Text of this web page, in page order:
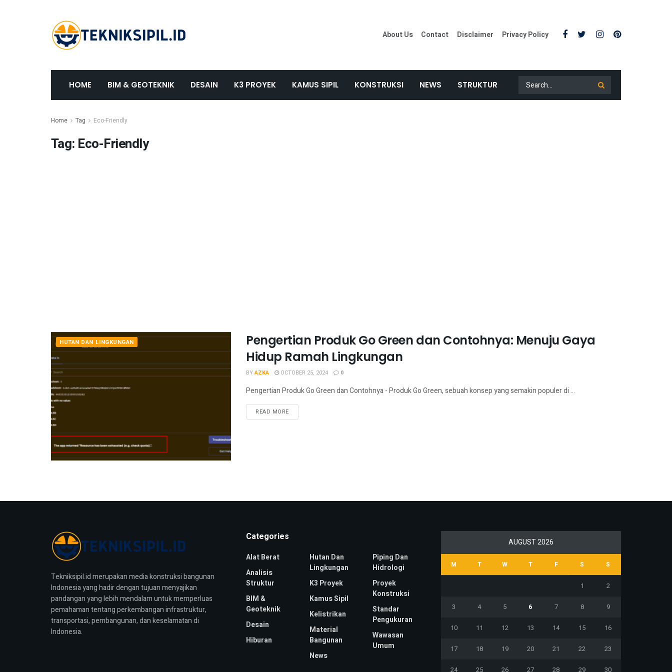
About Us Contact Disclaimer Privacy Policy
HOME BIM & GEOTEKNIK DESAIN K3 PROYEK KAMUS SIPIL KONSTRUKSI NEWS STRUKTUR
Home Tag Eco-Friendly
Tag: Eco-Friendly
HUTAN DAN LINGKUNGAN
Pengertian Produk Go Green dan Contohnya: Menuju Gaya
Hidup Ramah Lingkungan
BYAZKA OCTOBER 25, 2024 0
Pengertian Produk Go Green dan Contohnya - Produk Go Green, sebuah konsep yang semakin populer di ...
READ MORE
Tekniksipil.id merupakan media konstruksi bangunan
Indonesia yang hadir dengan tujuan menyajikan
pandangan yang lebih mendalam untuk memperluas
pemahaman tentang perkembangan infrastruktur,
transportasi, pembangunan, dan keselamatan di
Indonesia.
Categories
Alat Berat
Analisis
Struktur
BIM &
Geoteknik
Desain
Hiburan
Hutan Dan
Lingkungan
K3 Proyek
Kamus Sipil
Kelistrikan
Material
Bangunan
News
Piping Dan
Hidrologi
Proyek
Konstruksi
Standar
Pengukuran
Wawasan
Umum
AUGUST 2026
M T W T F S S
1 2
3 4 5 6 7 8 9
10 11 12 13 14 15 16
17 18 19 20 21 22 23
24 25 26 27 28 29 30